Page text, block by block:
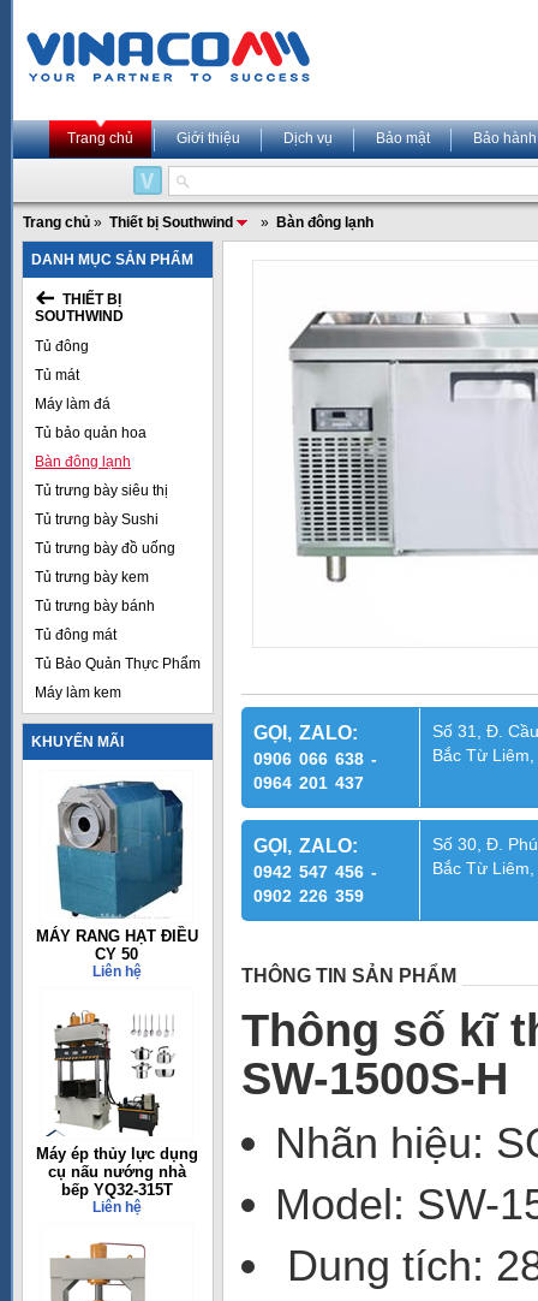
Trang chủ Giới thiệu Dịch vụ Bảo mật Bảo hành
Trang chủ » Thiết bị Southwind » Bàn đông lạnh
DANH MỤC SẢN PHẨM
THIẾT BỊ
SOUTHWIND
Tủ đông
Tủ mát
Máy làm đá
Tủ bảo quản hoa
Bàn đông lạnh
Tủ trưng bày siêu thị
Tủ trưng bày Sushi
Tủ trưng bày đồ uống
Tủ trưng bày kem
Tủ trưng bày bánh
Tủ đông mát
Tủ Bảo Quản Thực Phẩm
Máy làm kem
KHUYẾN MÃI
MÁY RANG HẠT ĐIỀU
CY 50
Liên hệ
Máy ép thủy lực dụng
cụ nấu nướng nhà
bếp YQ32-315T
Liên hệ
GỌI, ZALO:
0906 066 638 -
0964 201 437
Số 31, Đ.
Bắc Từ
GỌI, ZALO:
0942 547 456 -
0902 226 359
Số 30, Đ.
Bắc Từ
THÔNG TIN SẢN PHẨM
Thông số kĩ
SW-1500S-H
Nhãn hiệu:
Model: SW-
Dung tích: